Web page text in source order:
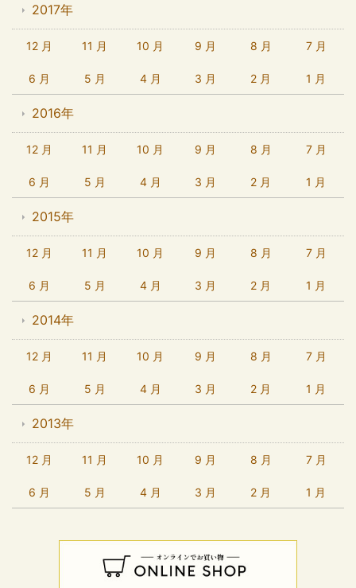
2017年
12 月 11 月 10 月 9 月 8 月 7 月
6 月 5 月 4 月 3 月 2 月 1 月
2016年
12 月 11 月 10 月 9 月 8 月 7 月
6 月 5 月 4 月 3 月 2 月 1 月
2015年
12 月 11 月 10 月 9 月 8 月 7 月
6 月 5 月 4 月 3 月 2 月 1 月
2014年
12 月 11 月 10 月 9 月 8 月 7 月
6 月 5 月 4 月 3 月 2 月 1 月
2013年
12 月 11 月 10 月 9 月 8 月 7 月
6 月 5 月 4 月 3 月 2 月 1 月